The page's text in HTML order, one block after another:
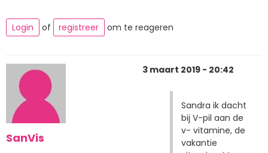
Login of registreer om te reageren
SanVis
3 maart 2019 - 20:42
Sandra ik dacht
bij V-pil aan de
v- vitamine, de
vakantie